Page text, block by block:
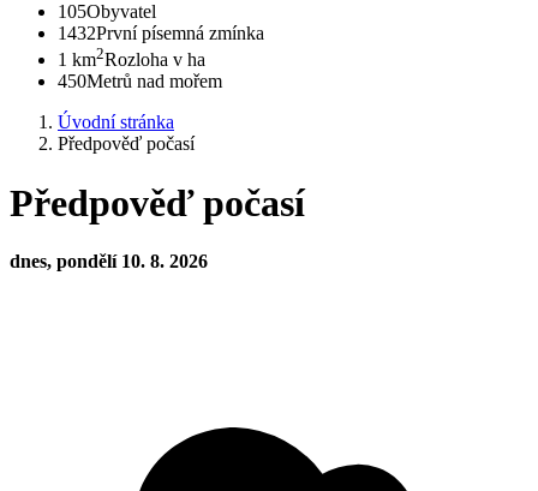
105Obyvatel
1432První písemná zmínka
1 km2Rozloha v ha
450Metrů nad mořem
Úvodní stránka
Předpověď počasí
Předpověď počasí
dnes, pondělí 10. 8. 2026